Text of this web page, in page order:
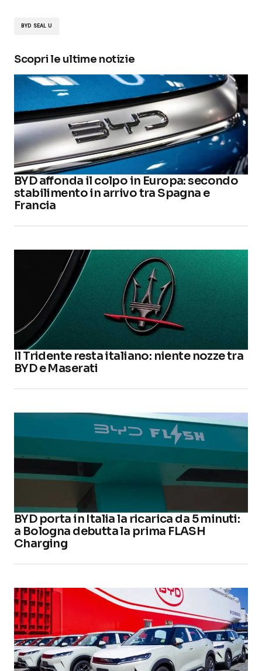
BYD SEAL U
Scopri le ultime notizie
BYD affonda il colpo in Europa: secondo
stabilimento in arrivo tra Spagna e
Francia
Il Tridente resta italiano: niente nozze tra
BYD e Maserati
BYD porta in Italia la ricarica da 5 minuti:
a Bologna debutta la prima FLASH
Charging